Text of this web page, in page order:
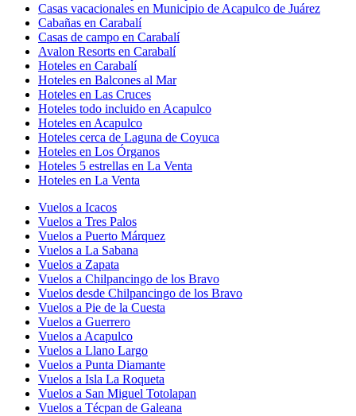
Casas vacacionales en Municipio de Acapulco de Juárez
Cabañas en Carabalí
Casas de campo en Carabalí
Avalon Resorts en Carabalí
Hoteles en Carabalí
Hoteles en Balcones al Mar
Hoteles en Las Cruces
Hoteles todo incluido en Acapulco
Hoteles en Acapulco
Hoteles cerca de Laguna de Coyuca
Hoteles en Los Órganos
Hoteles 5 estrellas en La Venta
Hoteles en La Venta
Vuelos a Icacos
Vuelos a Tres Palos
Vuelos a Puerto Márquez
Vuelos a La Sabana
Vuelos a Zapata
Vuelos a Chilpancingo de los Bravo
Vuelos desde Chilpancingo de los Bravo
Vuelos a Pie de la Cuesta
Vuelos a Guerrero
Vuelos a Acapulco
Vuelos a Llano Largo
Vuelos a Punta Diamante
Vuelos a Isla La Roqueta
Vuelos a San Miguel Totolapan
Vuelos a Técpan de Galeana